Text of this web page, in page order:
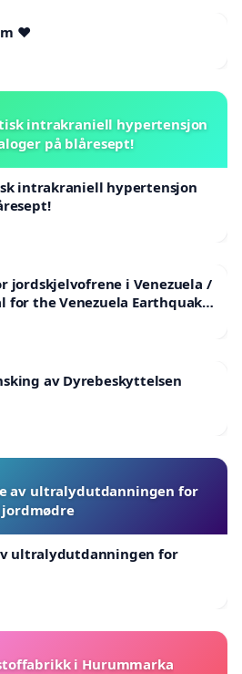
❤️
intrakraniell hypertensjon
på blåresept!
intrakraniell hypertensjon
jordskjelvofrene i Venezuela /
for the Venezuela Earthquake
av Dyrebeskyttelsen
av ultralydutdanningen for
jordmødre
ultralydutdanningen for
i Hurummarka